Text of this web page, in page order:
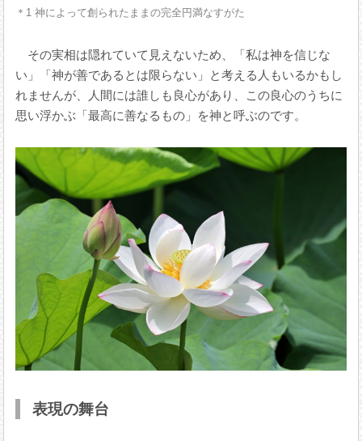
＊1 神によって創られたままの完全円満なすがた
その実相は隠れていて見えないため、「私は神を信じな
い」「神が善であるとは限らない」と考える人もいるかもし
れませんが、人間には誰しも良心があり、この良心のうちに
思い浮かぶ「最高に善なるもの」を神と呼ぶのです。
表現の舞台